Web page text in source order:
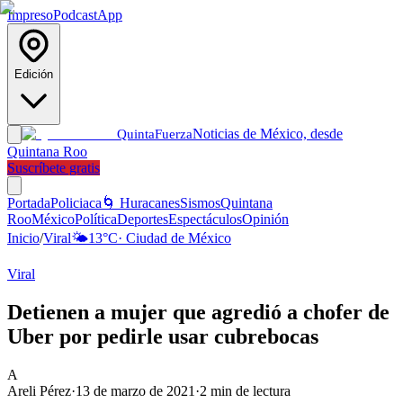
ImpresoPodcastApp
Edición
QuintaFuerzaNoticias de México, desde
Quintana Roo
Suscríbete gratis
PortadaPoliciaca 🌀 HuracanesSismosQuintana
RooMéxicoPolíticaDeportesEspectáculosOpinión
Inicio/Viral🌤️13°C· Ciudad de México
Viral
Detienen a mujer que agredió a chofer de
Uber por pedirle usar cubrebocas
A
Areli Pérez·13 de marzo de 2021 ·2 min de lectura